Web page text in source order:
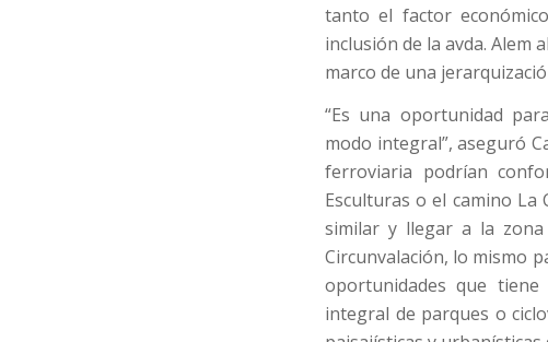
tanto el factor
inclusión de la avda. Alem
marco de una
“Es una oportunidad
modo integral”, aseguró
ferroviaria podrían
Esculturas o el camino
similar y llegar a la
Circunvalación, lo mismo
oportunidades que
integral de parques o